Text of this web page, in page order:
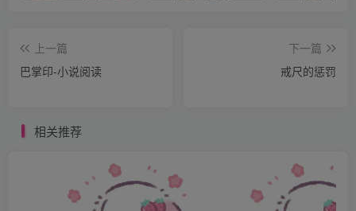
知道，Snape是不会让他好过的。这倒不是说他喜欢那些稀
奇古怪的衣服，只是大庭广众之下，Snape公然宣称他没有
Harry闷闷不乐地看着女孩飞快地挑出符合要求的外袍
下了身上那些“可怕的麻瓜破烂”。“哇哦，帅呆了，小子！”穿
衣镜发出一声夸张的赞叹。Harry抬头看向镜中：合体的衬衫
上一篇
巴掌印-小说阅读
下一篇
戒尺的惩罚
相关推荐